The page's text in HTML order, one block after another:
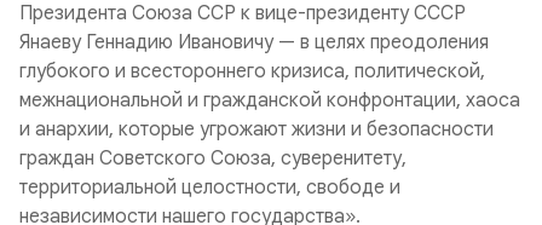
Президента Союза ССР к вице-президенту СССР
Янаеву Геннадию Ивановичу — в целях преодоления
глубокого и всестороннего кризиса, политической,
межнациональной и гражданской конфронтации, хаоса
и анархии, которые угрожают жизни и безопасности
граждан Советского Союза, суверенитету,
территориальной целостности, свободе и
независимости нашего государства».